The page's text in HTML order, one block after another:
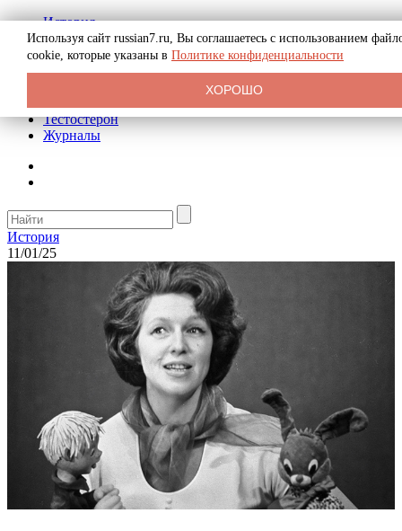
История
Биография
Криминал
Реклама на сайте
Тестостерон
Журналы
История
11/01/25
Используя сайт russian7.ru, Вы соглашаетесь с использованием
cookie, которые указаны в Политике конфиденциальности
ХОРОШО